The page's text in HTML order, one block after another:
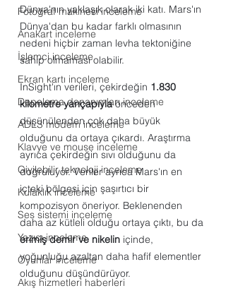
Fotoğraf makinesi inceleme
Anakart inceleme
İşlemci inceleme
Ekran kartı inceleme
Depolama donanımları inceleme
ADLS modem inceleme
Klavye ve mouse inceleme
Giyilebilir teknoloji inceleme
Kulaklık inceleme
Ses sistemi inceleme
Yazıcı inceleme
Oyunlar inceleme
Akış hizmetleri haberleri
Dünya'nın yaklaşık olarak iki katı. Mars'ın
Dünya'dan bu kadar farklı olmasının
nedeni hiçbir zaman levha tektoniğine
sahip olmaması olabilir.
InSight'ın verileri, çekirdeğin 1.830
kilometre yarıçapıyla önceden
düşünülenden çok daha büyük
olduğunu da ortaya çıkardı. Araştırma
ayrıca çekirdeğin sıvı olduğunu da
doğruluyor. Veriler ayrıca Mars'ın en
içteki bölgesi için şaşırtıcı bir
kompozisyon öneriyor. Beklenenden
daha az kütleli olduğu ortaya çıktı, bu da
erimiş demir ve nikelin içinde,
yoğunluğu azaltan daha hafif elementler
olduğunu düşündürüyor.